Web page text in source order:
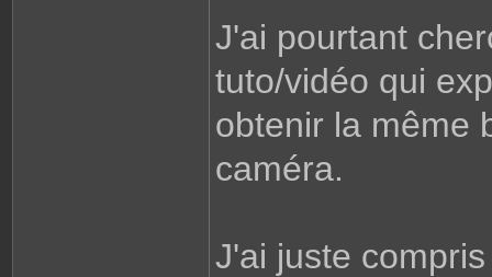
J'ai pourtant
tuto/vidéo qui
obtenir la même
caméra.
J'ai juste